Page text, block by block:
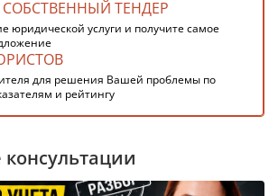
ТЕНДЕР
юридической услуги и получите самое
для решения Вашей проблемы по
и рейтингу